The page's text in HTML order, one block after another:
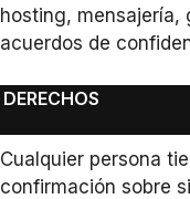
hosting, mensajería,
acuerdos de
DERECHOS
Cualquier persona
confirmación sobre